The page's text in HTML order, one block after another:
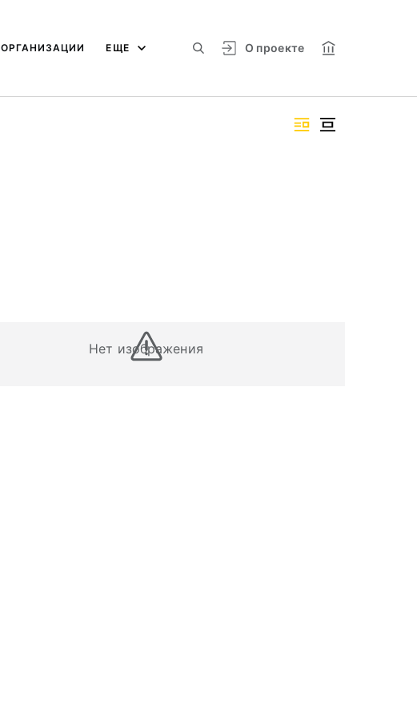
О проекте
ОРГАНИЗАЦИИ ЕЩЕ
Нет изображения